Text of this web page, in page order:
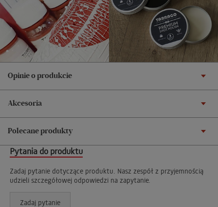
Opinie o produkcie
Akcesoria
Polecane produkty
Pytania do produktu
Zadaj pytanie dotyczące produktu. Nasz zespół z przyjemnością
udzieli szczegółowej odpowiedzi na zapytanie.
Zadaj pytanie